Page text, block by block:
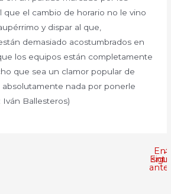
que el cambio de horario no le vino
y dispar al que,
demasiado acostumbrados en
los equipos están completamente
que sea un clamor popular de
nada por ponerle
Iván Ballesteros)
←